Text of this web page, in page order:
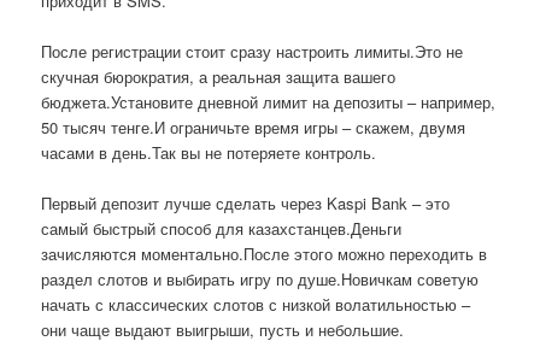
После регистрации стоит сразу настроить лимиты.Это не
скучная бюрократия, а реальная защита вашего
бюджета.Установите дневной лимит на депозиты – например,
50 тысяч тенге.И ограничьте время игры – скажем, двумя
часами в день.Так вы не потеряете контроль.
Первый депозит лучше сделать через Kaspi Bank – это
самый быстрый способ для казахстанцев.Деньги
зачисляются моментально.После этого можно переходить в
раздел слотов и выбирать игру по душе.Новичкам советую
начать с классических слотов с низкой волатильностью –
они чаще выдают выигрыши, пусть и небольшие.